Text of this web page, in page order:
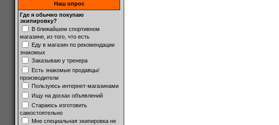
Наш опрос
Где я обычно покупаю
экипировку?
В ближайшем спортивном
магазине, из того, что есть
Еду в магазин по рекомендации
знакомых
Заказываю у тренера
Есть знакомые продавцы/
производители
Пользуюсь интернет-магазинами
Ищу на досках объявлений
Стараюсь изготовить
самостоятельно
Мне специальная экипировка не